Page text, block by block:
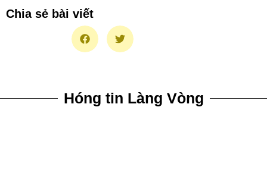
Chia sẻ bài viết
Hóng tin Làng Vòng